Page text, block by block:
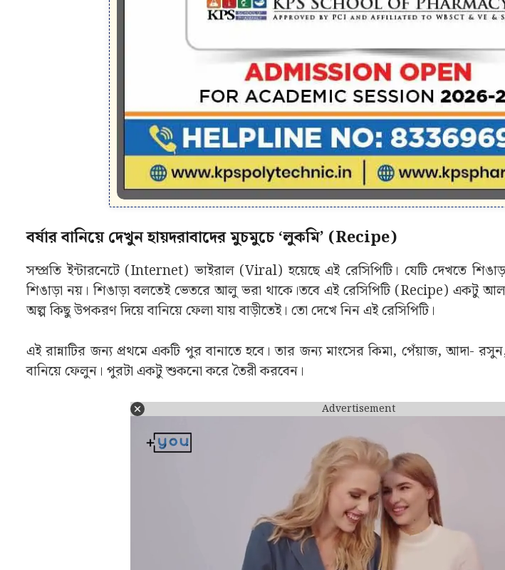
বর্ষার বানিয়ে দেখুন হায়দরাবাদের মুচমুচে ‘লুকমি’ (Recipe)
সম্প্রতি ইন্টারনেটে (Internet) ভাইরাল (Viral) হয়েছে এই রেসিপিটি। যেটি দেখতে
শিঙাড়া নয়। শিঙাড়া বলতেই ভেতরে আলু ভরা থাকে।তবে এই রেসিপিটি (Recipe) একটু
অল্প কিছু উপকরণ দিয়ে বানিয়ে ফেলা যায় বাড়ীতেই। তো দেখে নিন এই রেসিপিটি।
এই রান্নাটির জন্য প্রথমে একটি পুর বানাতে হবে। তার জন্য মাংসের কিমা, পেঁয়াজ, আদা-
বানিয়ে ফেলুন। পুরটা একটু শুকনো করে তৈরী করবেন।
Advertisement